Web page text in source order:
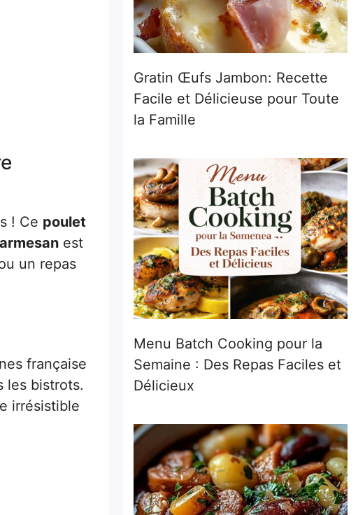
! Ce poulet
est
un repas
française
les bistrots.
irrésistible
Gratin Œufs Jambon: Recette
Facile et Délicieuse pour Toute
la Famille
Menu Batch Cooking pour la
Semaine : Des Repas Faciles et
Délicieux